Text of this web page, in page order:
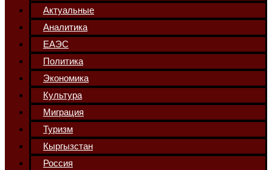
Актуальные
Аналитика
ЕАЭС
Политика
Экономика
Культура
Миграция
Туризм
Кыргызстан
Россия